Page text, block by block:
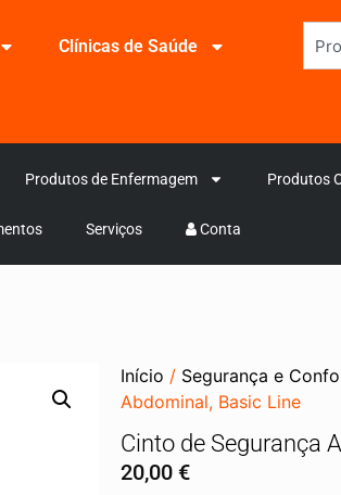
Clínicas de Saúde
Produtos de Enfermagem Produtos
Serviços Conta
Início / Segurança e
Abdominal, Basic Line
Cinto de Segurança
20,00 €